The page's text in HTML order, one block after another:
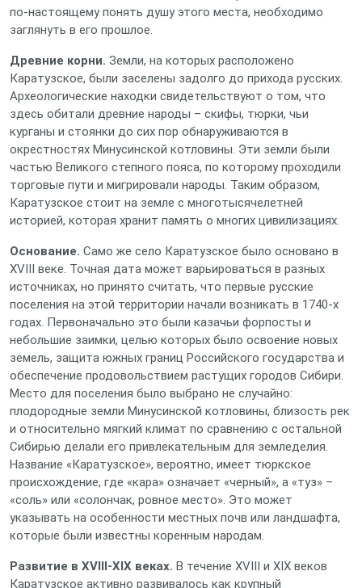
по-настоящему понять душу этого места, необходимо
заглянуть в его прошлое.
Древние корни. Земли, на которых расположено
Каратузское, были заселены задолго до прихода русских.
Археологические находки свидетельствуют о том, что
здесь обитали древние народы – скифы, тюрки, чьи
курганы и стоянки до сих пор обнаруживаются в
окрестностях Минусинской котловины. Эти земли были
частью Великого степного пояса, по которому проходили
торговые пути и мигрировали народы. Таким образом,
Каратузское стоит на земле с многотысячелетней
историей, которая хранит память о многих цивилизациях.
Основание. Само же село Каратузское было основано в
XVIII веке. Точная дата может варьироваться в разных
источниках, но принято считать, что первые русские
поселения на этой территории начали возникать в 1740-х
годах. Первоначально это были казачьи форпосты и
небольшие заимки, целью которых было освоение новых
земель, защита южных границ Российского государства и
обеспечение продовольствием растущих городов Сибири.
Место для поселения было выбрано не случайно:
плодородные земли Минусинской котловины, близость рек
и относительно мягкий климат по сравнению с остальной
Сибирью делали его привлекательным для земледелия.
Название «Каратузское», вероятно, имеет тюркское
происхождение, где «кара» означает «черный», а «туз» –
«соль» или «солончак, ровное место». Это может
указывать на особенности местных почв или ландшафта,
которые были известны коренным народам.
Развитие в XVIII-XIX веках. В течение XVIII и XIX веков
Каратузское активно развивалось как крупный